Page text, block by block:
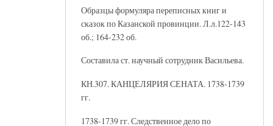
Образцы формуляра переписных книг и
сказок по Казанской провинции. Л.л.122-143
об.; 164-232 об.
Составила ст. научный сотрудник Васильева.
КН.307. КАНЦЕЛЯРИЯ СЕНАТА. 1738-1739
гг.
1738-1739 гг. Следственное дело по